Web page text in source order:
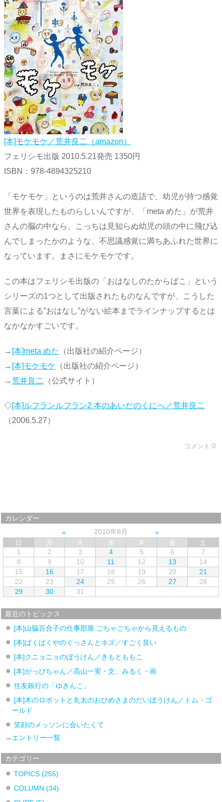
[本]モケモケ／荒井良二（amazon）
フェリシモ出版 2010.5.21発売 1350円
ISBN：978-4894325210
「モケモケ」というのは荒井さんの造語で、幼児が持つ感覚
世界を表現したものらしいんですが、「meta めた」が荒井
さんの脳の中なら、こっちは見知らぬ幼児の頭の中に飛び込
んでしまったかのような、不思議感覚に満ちあふれた世界に
なっています。まさにモケモケです。
この本はフェリシモ出版の「おはなしのたからばこ」という
シリーズの1つとして出版されたものなんですが、こうした
言葉による”おはなし”がない絵本までラインナップするとは
なかなかすごいです。
→ [本]meta めた
（出版社の紹介ページ）
→ [本]モケモケ （出版社の紹介ページ）
→荒井良二 （公式サイト）
◇[本]ルフランルフラン2 本のあいだのくにへ／荒井良二
（2006.5.27）
コメント:0
カレンダー
2010年8月
日
月 火 水 木 金
土
1
2 3 4 5 6
7
8
9 10 11 12 13
14
15
16 17 18 19 20
21
22
23 24 25 26 27
28
29
30 31
最近のトピックス
[本]山脇百合子の仕事部屋 ごちゃごちゃから見えるもの
[本]ぱくぱくやのぐっさんとネズ／すごく良い
[本]クニョニョのぼうけん／きもとももこ
[本]がっぴちゃん／高山一実・文、みるく・画
住友銀行の「ゆきんこ」
[本]木のロボットと丸太のおひめさまのだいぼうけん／トム・ゴ
ールド
笑顔のメッソンに会いたくて
→ エントリー一覧
カテゴリー
TOPICS(255)
COLUMN(34)